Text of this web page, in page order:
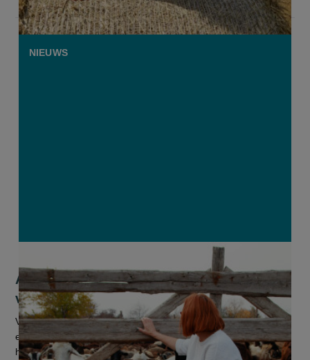
Anders vraagt meer zicht op rol van
vrouwen in landbouw
Vlaanderen moet meer data voor en over vrouwen in de land-
en tuinbouwsector verzamelen en het ondernemerschap bij
hen aanmoedigen. Daar pleit Anders, het vroegere Open Vld,
NIEUWS